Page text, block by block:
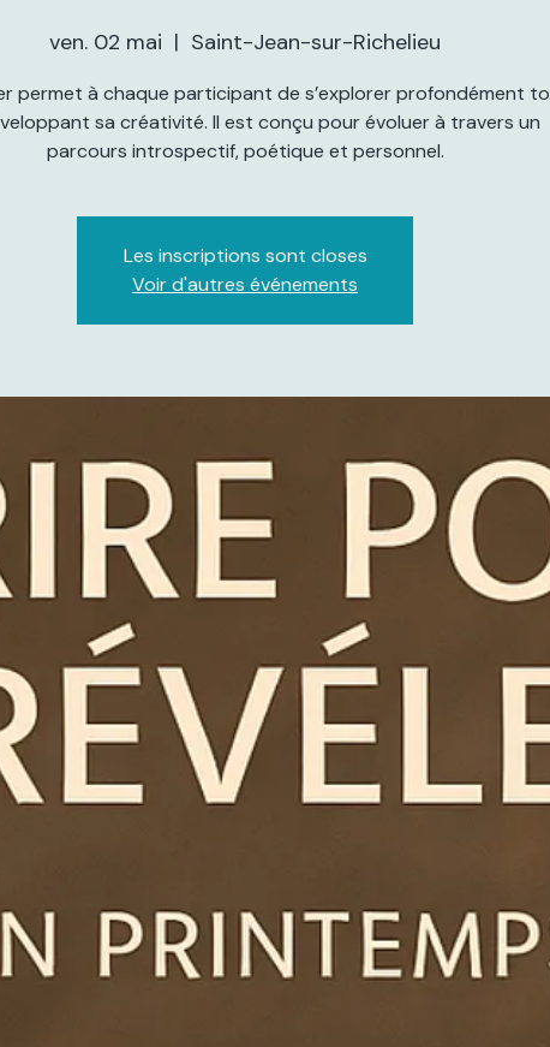
ven. 02 mai
  |
Saint-Jean-sur-Richelieu
permet à chaque participant de s’explorer profondément
sa créativité. Il est conçu pour évoluer à travers un
parcours introspectif, poétique et personnel.
Les inscriptions sont closes
Voir d'autres événements